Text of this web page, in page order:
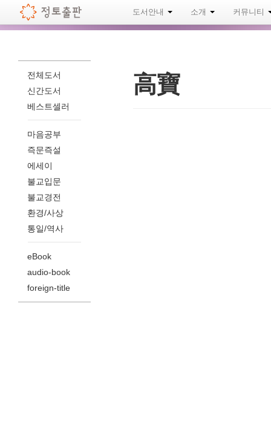
도서안내 소개 커뮤니티
高寶
전체도서
신간도서
베스트셀러
마음공부
즉문즉설
에세이
불교입문
불교경전
환경/사상
통일/역사
eBook
audio-book
foreign-title